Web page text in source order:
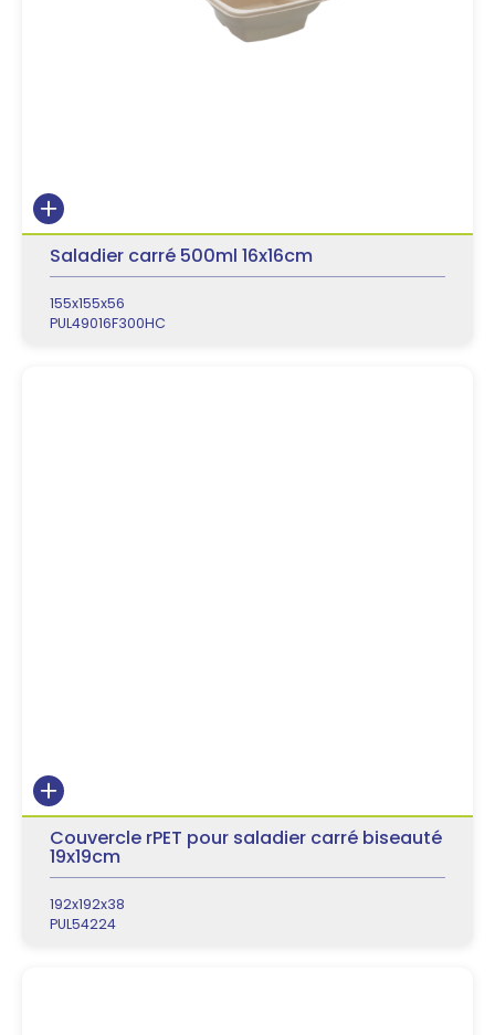
Saladier carré 500ml 16x16cm
155x155x56
PUL49016F300HC
Couvercle rPET pour saladier carré biseauté
19x19cm
192x192x38
PUL54224